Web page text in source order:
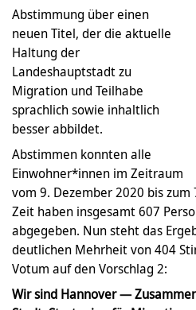
Abstimmung über einen
neuen Titel, der die aktuelle
Haltung der
Landeshauptstadt zu
Migration und Teilhabe
sprachlich sowie inhaltlich
besser abbildet.
Abstimmen konnten alle
Einwohner*innen im Zeitraum
vom 9. Dezember 2020 bis zum
Zeit haben insgesamt 607
abgegeben. Nun steht das
deutlichen Mehrheit von 404
Votum auf den Vorschlag 2:
Wir sind Hannover —